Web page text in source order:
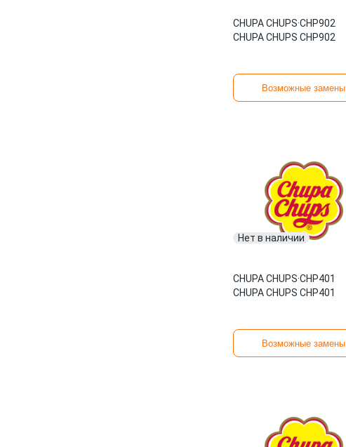
CHUPA CHUPS·CHP902
CHUPA CHUPS CHP902
Возможные замены
Нет в наличии
CHUPA CHUPS·CHP401
CHUPA CHUPS CHP401
Возможные замены